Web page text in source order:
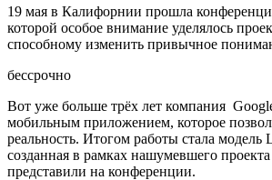
19 мая в Калифорнии прошла
которой особое внимание уделялось
способному изменить привычное
бессрочно
Вот уже больше трёх лет компания
мобильным приложением, которое
реальность. Итогом работы стала модель
созданная в рамках нашумевшего
представили на конференции.